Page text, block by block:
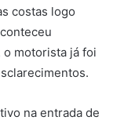
costas logo
motorista já foi
na entrada de